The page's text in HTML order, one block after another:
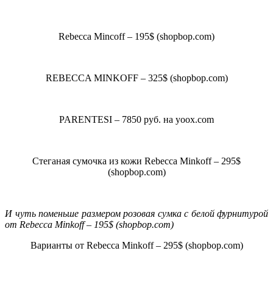
Rebecca Mincoff – 195$ (shopbop.com)
REBECCA MINKOFF – 325$ (shopbop.com)
PARENTESI – 7850 руб. на yoox.com
Стеганая сумочка из кожи Rebecca Minkoff – 295$
(shopbop.com)
И чуть поменьше размером розовая сумка с белой фурнитурой
от Rebecca Minkoff – 195$ (shopbop.com)
Варианты от Rebecca Minkoff – 295$ (shopbop.com)